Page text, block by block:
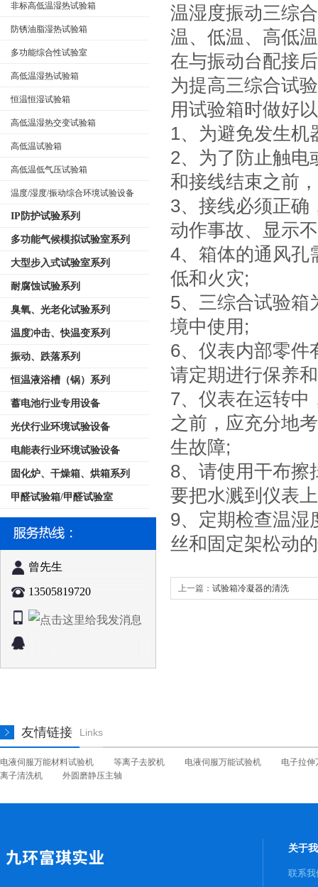
非标高低温湿热试验箱
防锈油脂湿热试验箱
多功能综合性试验室
高低温湿热试验箱
恒温恒湿试验箱
高低温湿热交变试验箱
高低温试验箱
高低温低气压试验箱
温度/湿度/振动综合环境试验设备
IP防护试验系列
多功能气候模拟试验室系列
大型步入式试验室系列
耐腐蚀试验系列
臭氧、光老化试验系列
温度冲击、快温变系列
振动、跌落系列
恒温液浴槽（锅）系列
蓄电池行业专用设备
光伏行业环境试验设备
电能表行业环境试验设备
固化炉、干燥箱、烘箱系列
甲醛试验箱/甲醛试验室
曾先生
13505819720
温湿度振动三综
温、低温、高低
在与振动台配接
为提高三综合试
用试验箱时做好
1、为避免发生机
2、为了防止触电
和接线结束之前
3、接线必须正确
动作事故、显示
4、箱体的通风孔
低和火灾;
5、三综合试验箱
境中使用;
6、仪表内部零件
请定期进行保养
7、仪表在运转中
之前，应充分地
生故障;
8、请使用干布擦
要把水溅到仪表
9、定期检查温湿
丝和固定架松动
上一篇： 试验箱冷凝器的清洗
友情链接 Links
电液伺服万能材料试验机 等离子去胶机 电液伺服万能试验机
电子拉伸
离子清洗机
外圆磨静压主轴
关于
联系我